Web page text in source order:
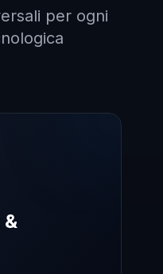
per ogni